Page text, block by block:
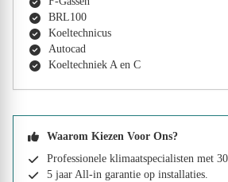
BRL100
Koeltechnicus
Autocad
Koeltechniek A en C
Waarom Kiezen Voor Ons?
Professionele klimaatspecialisten met
5 jaar All-in garantie op installaties.